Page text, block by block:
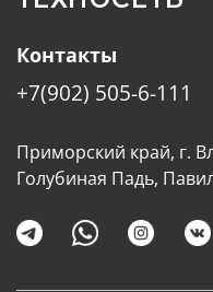
Контакты
+7(902) 505-6-111
Приморский край, г.
Голубиная Падь,